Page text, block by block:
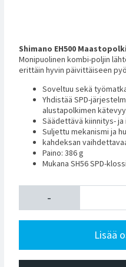
Shimano EH500
Monipuolinen kombi-poljin
erittäin hyvin päivittäiseen
Soveltuu sekä
Yhdistää SPD-
alustapolkimen
Säädettävä kiinnitys-
Suljettu mekanismi ja
kahdeksan
Paino: 386 g
Mukana SH56 SPD-
-
Lisää